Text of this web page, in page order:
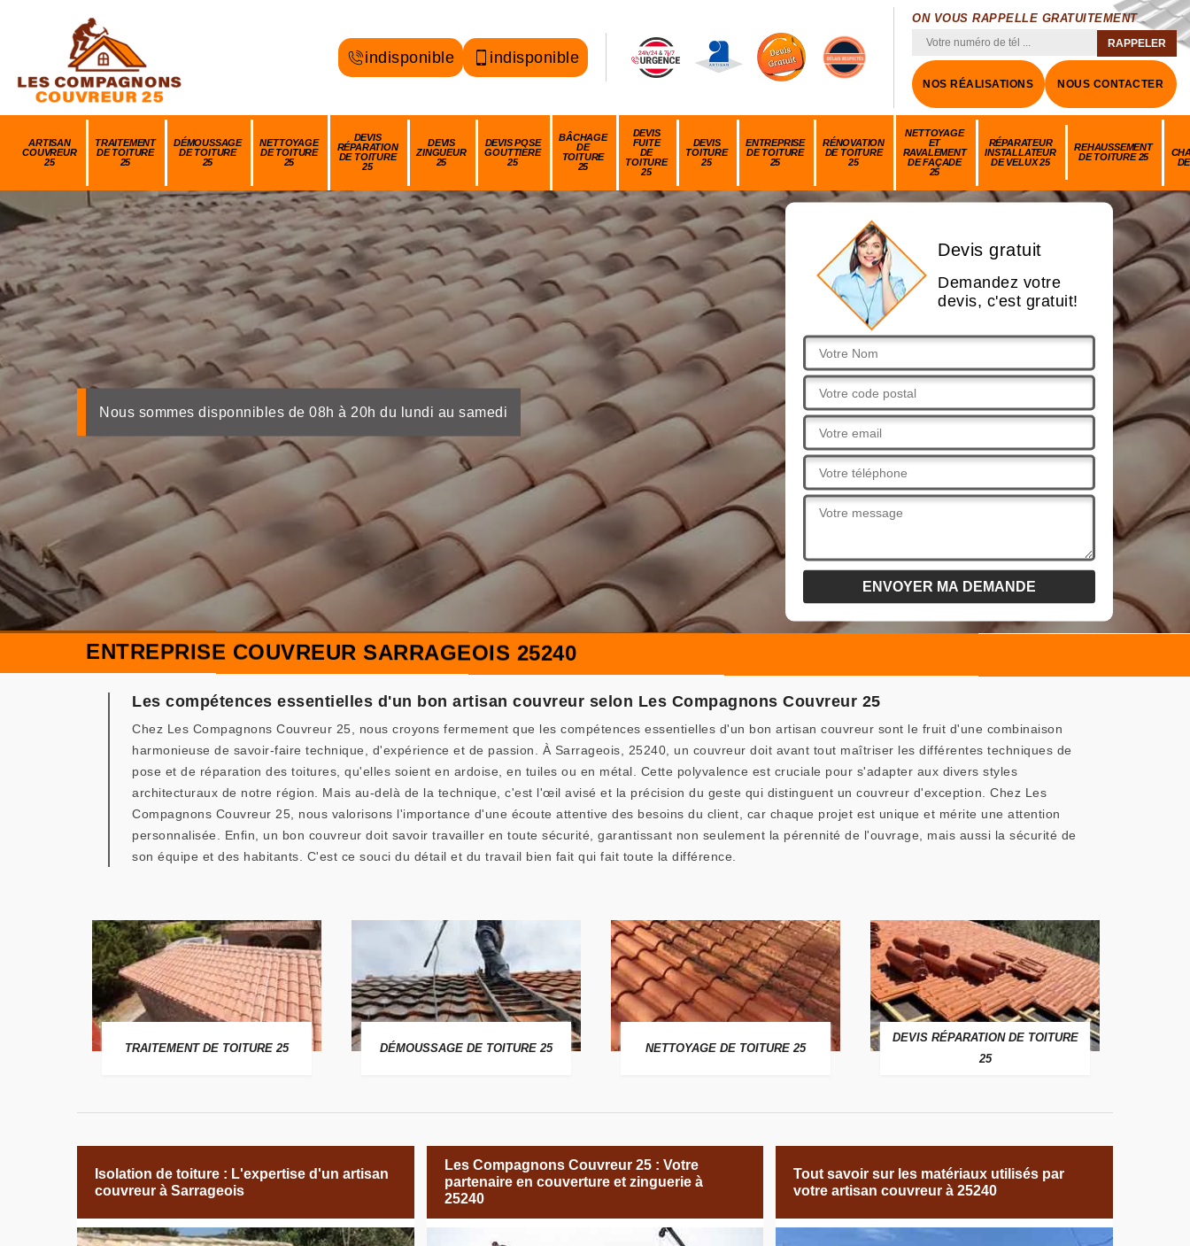
indisponible indisponible
ON VOUS RAPPELLE GRATUITEMENT
NOS RÉALISATIONS NOUS CONTACTER
ARTISAN
COUVREUR
25
TRAITEMENT
DE TOITURE
25
DÉMOUSSAGE
DE TOITURE
25
NETTOYAGE
DE TOITURE
25
DEVIS
RÉPARATION
DE TOITURE
25
DEVIS
ZINGUEUR
25
DEVIS POSE
GOUTTIÈRE
25
BÂCHAGE
DE
TOITURE
25
DEVIS
FUITE
DE
TOITURE
25
DEVIS
TOITURE
25
ENTREPRISE
DE TOITURE
25
RÉNOVATION
DE TOITURE
25
NETTOYAGE
ET
RAVALEMENT
DE FAÇADE
25
RÉPARATEUR
INSTALLATEUR
DE VELUX 25
REHAUSSEMENT
DE TOITURE 25
Nous sommes disponnibles de 08h à 20h du lundi au samedi
Devis gratuit
Demandez votre
devis, c'est gratuit!
ENTREPRISE COUVREUR SARRAGEOIS 25240
Les compétences essentielles d'un bon artisan couvreur selon Les Compagnons Couvreur 25
Chez Les Compagnons Couvreur 25, nous croyons fermement que les compétences essentielles d'un bon artisan couvreur sont le fruit d'une combinaison
harmonieuse de savoir-faire technique, d'expérience et de passion. À Sarrageois, 25240, un couvreur doit avant tout maîtriser les différentes techniques de
pose et de réparation des toitures, qu'elles soient en ardoise, en tuiles ou en métal. Cette polyvalence est cruciale pour s'adapter aux divers styles
architecturaux de notre région. Mais au-delà de la technique, c'est l'œil avisé et la précision du geste qui distinguent un couvreur d'exception. Chez Les
Compagnons Couvreur 25, nous valorisons l'importance d'une écoute attentive des besoins du client, car chaque projet est unique et mérite une attention
personnalisée. Enfin, un bon couvreur doit savoir travailler en toute sécurité, garantissant non seulement la pérennité de l'ouvrage, mais aussi la sécurité de
son équipe et des habitants. C'est ce souci du détail et du travail bien fait qui fait toute la différence.
TRAITEMENT DE TOITURE 25 DÉMOUSSAGE DE TOITURE 25 NETTOYAGE DE TOITURE 25
DEVIS RÉPARATION DE TOITURE
25
Isolation de toiture : L'expertise d'un artisan
couvreur à Sarrageois
Les Compagnons Couvreur 25 : Votre
partenaire en couverture et zinguerie à
25240
Tout savoir sur les matériaux utilisés par
votre artisan couvreur à 25240